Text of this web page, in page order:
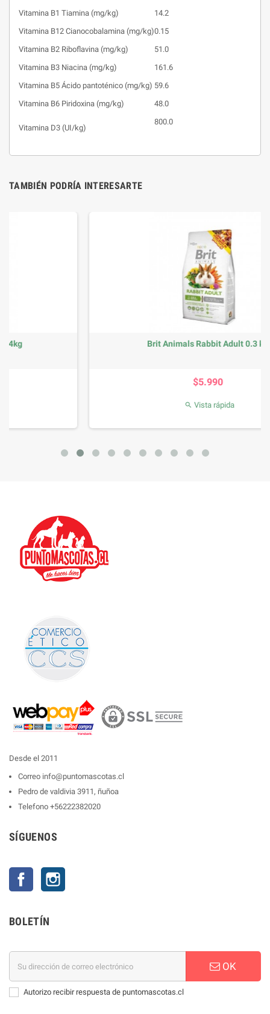
Vitamina B1 Tiamina (mg/kg)
14.2
Vitamina B12 Cianocobalamina (mg/kg)0.15
Vitamina B2 Riboflavina (mg/kg)
51.0
Vitamina B3 Niacina (mg/kg)
161.6
Vitamina B5 Ácido pantoténico (mg/kg) 59.6
Vitamina B6 Piridoxina (mg/kg)
48.0
Vitamina D3 (UI/kg)
800.0
TAMBIÉN PODRÍA INTERESARTE
Brit Animals Rabbit Adult 0.3 kg
Desde el 2011
Correo info@puntomascotas.cl
Pedro de valdivia 3911, ñuñoa
Telefono +56222382020
SÍGUENOS
Facebook
BOLETÍN
OK
Autorizo recibir respuesta de puntomascotas.cl